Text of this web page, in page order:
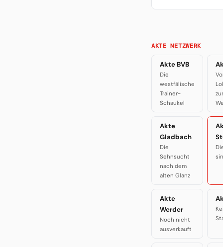
AKTE NETZWERK
Akte BVB
Die
westfälische
Trainer-
Schaukel
Akte
Gladbach
Die
Sehnsucht
nach dem
alten Glanz
Akte
Werder
Noch nicht
ausverkauft